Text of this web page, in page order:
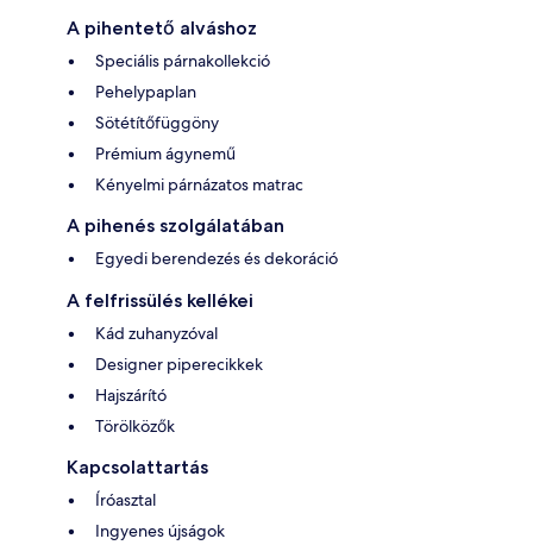
A pihentető alváshoz
Speciális párnakollekció
Pehelypaplan
Sötétítőfüggöny
Prémium ágynemű
Kényelmi párnázatos matrac
A pihenés szolgálatában
Egyedi berendezés és dekoráció
A felfrissülés kellékei
Kád zuhanyzóval
Designer piperecikkek
Hajszárító
Törölközők
Kapcsolattartás
Íróasztal
Ingyenes újságok